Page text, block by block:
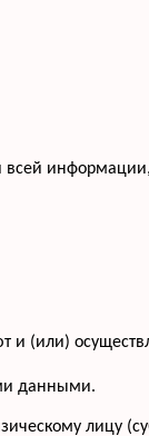
и (или)
данными.
лицу